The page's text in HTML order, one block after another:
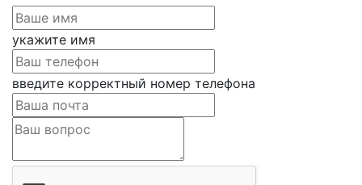
укажите имя
введите корректный номер телефона